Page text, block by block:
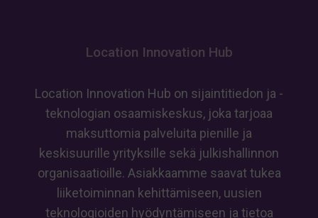
Location Innovation Hub
Location Innovation Hub on sijaintitiedon ja -
teknologian osaamiskeskus, joka tarjoaa
maksuttomia palveluita pienille ja
keskisuurille yrityksille sekä julkishallinnon
organisaatioille. Asiakkaamme saavat tukea
liiketoiminnan kehittämiseen, uusien
teknologioiden hyödyntämiseen ja tietoa